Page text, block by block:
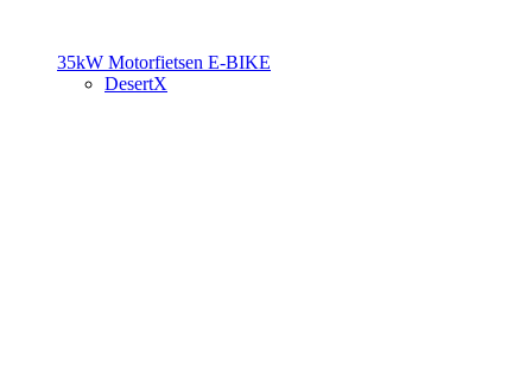
35kW Motorfietsen E-BIKE
DesertX